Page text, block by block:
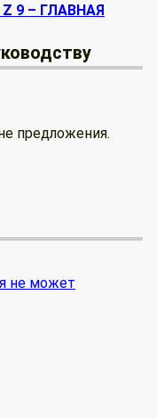
Z 9 – ГЛАВНАЯ
предложения.
не может